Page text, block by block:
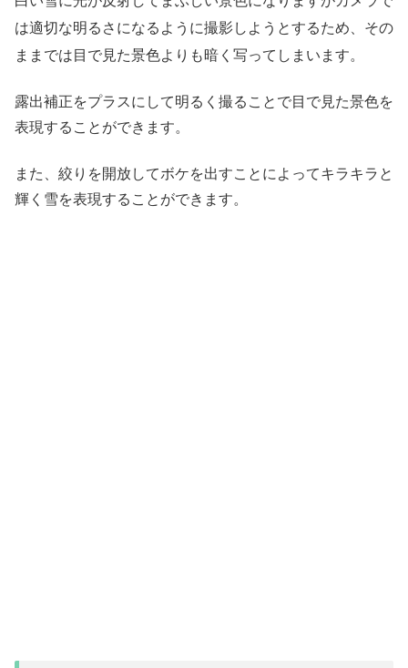
は適切な明るさになるように撮影しようとするため、その
ままでは目で見た景色よりも暗く写ってしまいます。
露出補正をプラスにして明るく撮ることで目で見た景色を
表現することができます。
また、絞りを開放してボケを出すことによってキラキラと
輝く雪を表現することができます。